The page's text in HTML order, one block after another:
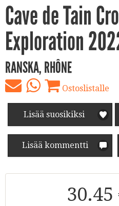
Cave de Tain
Exploration
RANSKA, RHÔNE
Ostoslistalle
Lisää suosikiksi
Lisää kommentti
30.45